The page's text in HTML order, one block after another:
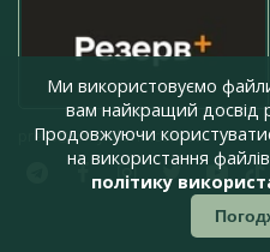
press@armyinform.com.ua
Ми використовуємо
вам найкращий досвід
Продовжуючи
на використання
політику